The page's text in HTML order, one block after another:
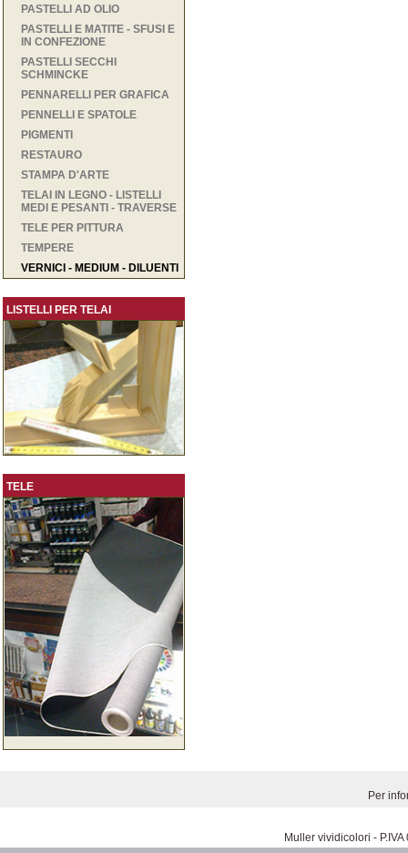
PASTELLI AD OLIO
PASTELLI E MATITE - SFUSI E
IN CONFEZIONE
PASTELLI SECCHI
SCHMINCKE
PENNARELLI PER GRAFICA
PENNELLI E SPATOLE
PIGMENTI
RESTAURO
STAMPA D'ARTE
TELAI IN LEGNO - LISTELLI
MEDI E PESANTI - TRAVERSE
TELE PER PITTURA
TEMPERE
VERNICI - MEDIUM - DILUENTI
LISTELLI PER TELAI
TELE
Per
Muller vividicolori -